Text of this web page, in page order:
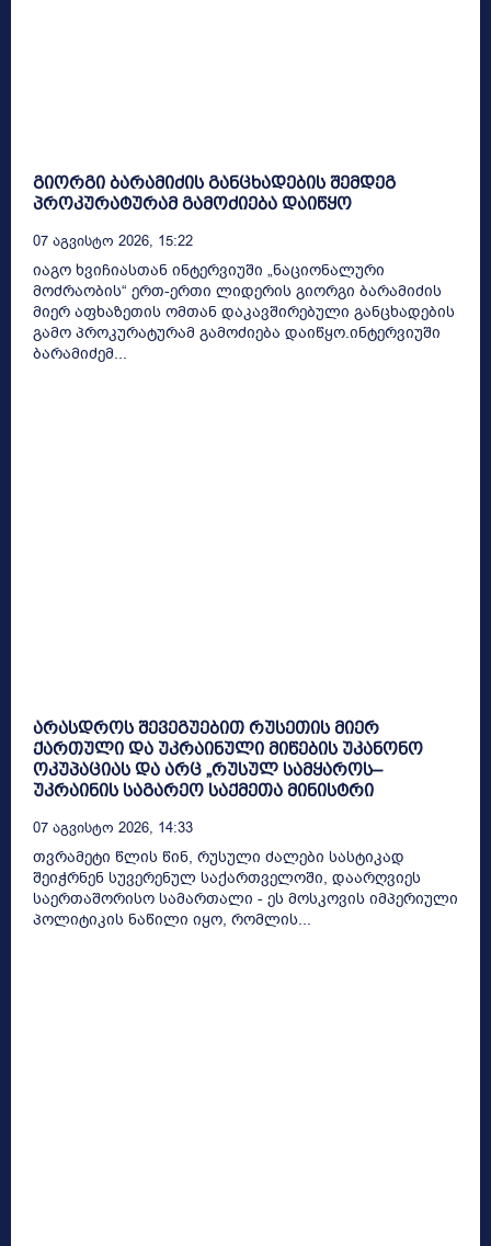
გიორგი ბარამიძის განცხადების შემდეგ
პროკურატურამ გამოძიება დაიწყო
07 Აგვისტო 2026, 15:22
იაგო ხვიჩიასთან ინტერვიუში „ნაციონალური
მოძრაობის“ ერთ-ერთი ლიდერის გიორგი ბარამიძის
მიერ აფხაზეთის ომთან დაკავშირებული განცხადების
გამო პროკურატურამ გამოძიება დაიწყო.ინტერვიუში
ბარამიძემ...
არასდროს შევეგუებით რუსეთის მიერ
ქართული და უკრაინული მიწების უკანონო
ოკუპაციას და არც „რუსულ სამყაროს–
უკრაინის საგარეო საქმეთა მინისტრი
07 Აგვისტო 2026, 14:33
თვრამეტი წლის წინ, რუსული ძალები სასტიკად
შეიჭრნენ სუვერენულ საქართველოში, დაარღვიეს
საერთაშორისო სამართალი - ეს მოსკოვის იმპერიული
პოლიტიკის ნაწილი იყო, რომლის...